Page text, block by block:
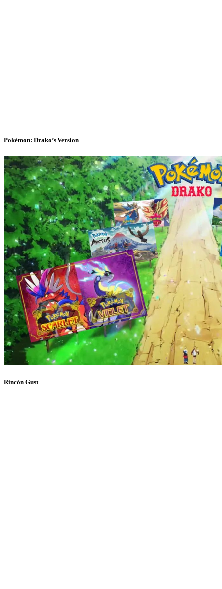
Pokémon: Drako’s Version
Rincón Gust